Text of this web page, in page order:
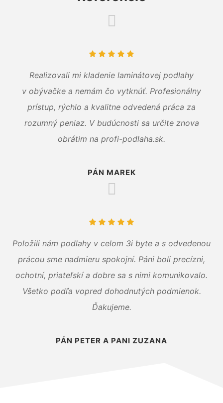
Realizovali mi kladenie laminátovej podlahy
v obývačke a nemám čo vytknúť. Profesionálny
prístup, rýchlo a kvalitne odvedená práca za
rozumný peniaz. V budúcnosti sa určite znova
obrátim na profi-podlaha.sk.
PÁN MAREK
Položili nám podlahy v celom 3i byte a s odvedenou
prácou sme nadmieru spokojní. Páni boli precízni,
ochotní, priateľskí a dobre sa s nimi komunikovalo.
Všetko podľa vopred dohodnutých podmienok.
Ďakujeme.
PÁN PETER A PANI ZUZANA